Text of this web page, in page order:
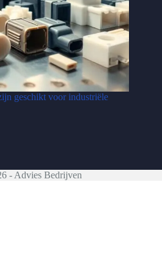
geschikt voor industriële
- Advies Bedrijven